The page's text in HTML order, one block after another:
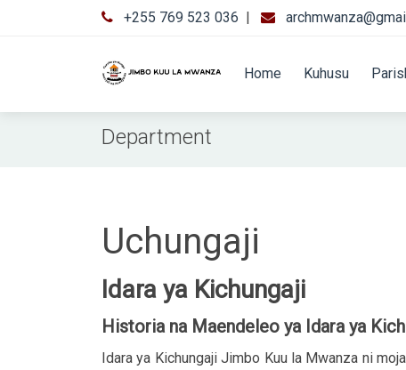
+255 769 523 036 |
Home Kuhusu
Department
Uchungaji
Idara ya Kichungaji
Historia na Maendeleo ya Idara ya
Idara ya Kichungaji Jimbo Kuu la Mwanza ni